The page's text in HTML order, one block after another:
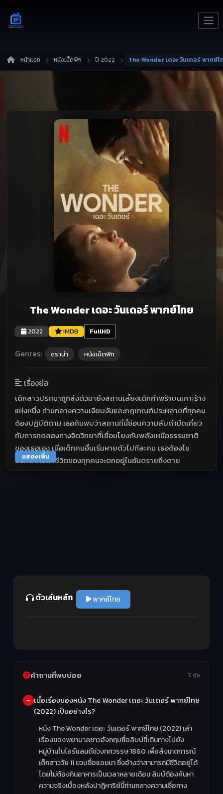
หน้าแรก หนังเน็ตฟิก ปี 2022 The Wonder เดอะ วันเดอร์ พากย์ไ
The Wonder เดอะ วันเดอร์ พากย์ไทย
2022 IMDB FullHD
Genres: ดราม่า หนังเน็ตฟิก
เรื่องย่อ
เด็กสาวปริศนาถูกส่งตัวมายังสถานเลี้ยงเด็กกำพร้าบนเกาะร้าง
แห่งหนึ่ง ท่ามกลางความเงียบงันและกฎเกณฑ์ประหลาดที่ทุกคน
ต้องปฏิบัติตาม เธอค้นพบว่าสถานที่นี้ซ่อนความลับดำมืดเกี่ยว
กับการทดลองทางจิตวิทยาที่เชื่อมโยงกับพลังเหนือธรรมชาติ
ของเธอเอง เมื่อเด็กคนอื่นเริ่มหายตัวไปทีละคน เธอต้องไข
ปริศนาก่อนที่ชีวิตของทุกคนจะตกอยู่ในอันตรายถึงตาย
แสดงเพิ่ม
ตัวเล่นหลัก พากย์ไทย
คำถามที่พบบ่อย 5 ข้อ
เนื้อเรื่องของหนัง The Wonder เดอะ วันเดอร์ พากย์ไทย
(2022) เป็นอย่างไร?
หนัง The Wonder เดอะ วันเดอร์ พากย์ไทย (2022) เล่า
เรื่องของพยาบาลชาวอังกฤษชื่อลิบบ์ที่เดินทางไปยัง
หมู่บ้านในไอร์แลนด์ช่วงทศวรรษ 1860 เพื่อสังเกตการณ์
เด็กสาววัย 11 ขวบชื่อแอนนา ซึ่งอ้างว่าสามารถมีชีวิตอยู่ได้
โดยไม่ต้องกินอาหารเป็นเวลาหลายเดือน ลิบบ์ต้องค้นหา
ความจริงเบื้องหลังปาฏิหาริย์นี้ท่ามกลางความเชื่อทาง